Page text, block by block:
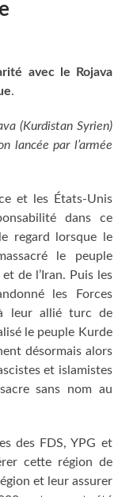
avec le Rojava
.
(Kurdistan Syrien)
lancée par l’armée
et les États-Unis
dans ce
regard lorsque le
le peuple
de l’Iran. Puis les
les Forces
à leur allié turc de
le peuple Kurde
désormais alors
et islamistes
sans nom au
des FDS, YPG et
cette région de
et leur assurer